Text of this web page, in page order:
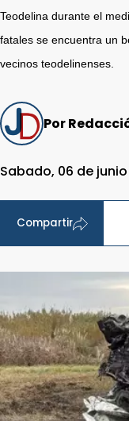
Teodelina durante el
fatales se encuentra un
vecinos teodelinenses.
Por
Sabado, 06 de
Compartir